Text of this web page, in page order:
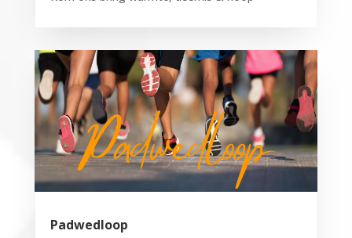
Padwedloop